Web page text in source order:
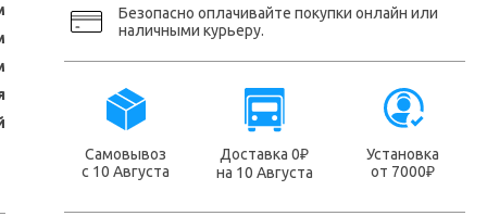
Безопасно оплачивайте покупки онлайн или
наличными курьеру.
Самовывоз
с 10 Августа
Доставка 0₽
на 10 Августа
Установка
от 7000₽